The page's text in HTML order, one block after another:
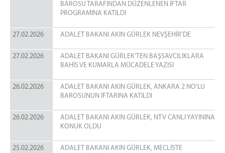
BAROSU TARAFINDAN DÜZENLENEN İFTAR
PROGRAMINA KATILDI
27.02.2026 ADALET BAKANI AKIN GÜRLEK NEVŞEHİR’DE
27.02.2026
ADALET BAKANI GÜRLEK'TEN BAŞSAVCILIKLARA
BAHİS VE KUMARLA MÜCADELE YAZISI
26.02.2026
ADALET BAKANI AKIN GÜRLEK, ANKARA 2 NO’LU
BAROSUNUN İFTARINA KATILDI
26.02.2026
ADALET BAKANI AKIN GÜRLEK, NTV CANLI YAYININA
KONUK OLDU
25.02.2026
ADALET BAKANI AKIN GÜRLEK, MECLİSTE